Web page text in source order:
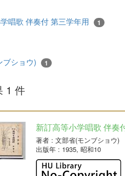
唱歌 伴奏付 第三学年用 1
ブショウ) 1
1 件
新訂高等小学唱歌 伴奏
著者 : 文部省(モンブショウ)
出版年 : 1935, 昭和10